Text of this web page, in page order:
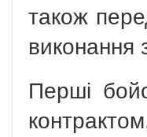
також
виконання
Перші